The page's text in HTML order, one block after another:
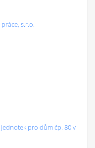
s.r.o.
pro dům čp. 80 v